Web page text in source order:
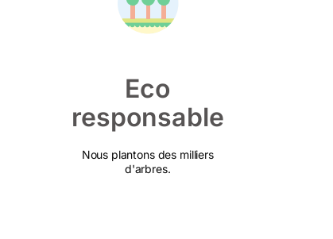
Eco
responsable
Nous plantons des milliers
d'arbres.